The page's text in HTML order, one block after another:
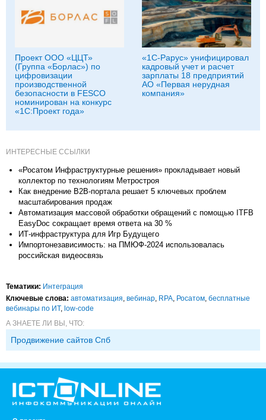
Проект ООО «ЦЦТ»
(Группа «Борлас») по
цифровизации
производственной
безопасности в FESCO
номинирован на конкурс
«1С:Проект года»
«1С-Рарус» унифицировал
кадровый учет и расчет
зарплаты 18 предприятий
АО «Первая нерудная
компания»
ИНТЕРЕСНЫЕ ССЫЛКИ
«Росатом Инфраструктурные решения» прокладывает новый
коллектор по технологиям Метростроя
Как внедрение B2B-портала решает 5 ключевых проблем
масштабирования продаж
Автоматизация массовой обработки обращений с помощью ITFB
EasyDoc сокращает время ответа на 30 %
ИТ-инфраструктура для Игр Будущего
Импортонезависимость: на ПМЮФ-2024 использовалась
российская видеосвязь
Тематики: Интеграция
Ключевые слова: автоматизация вебинар RPA Росатом бесплатные
вебинары по ИТ, low-code
А ЗНАЕТЕ ЛИ ВЫ, ЧТО:
Продвижение сайтов Спб